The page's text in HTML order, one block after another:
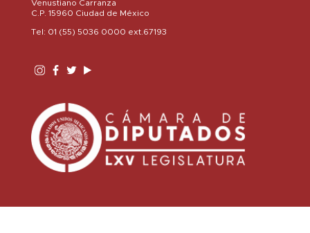
Venustiano Carranza
C.P. 15960 Ciudad de México
Tel: 01 (55) 5036 0000 ext.67193